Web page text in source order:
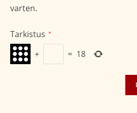
varten.
Tarkistus *
+ = 18